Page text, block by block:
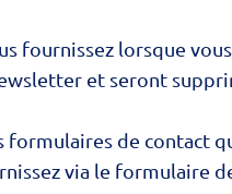
fournissez lorsque
et seront
de contact
via le formulaire